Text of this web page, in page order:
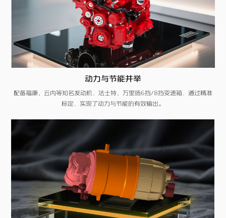
动力与节能并举
配备福康、云内等知名发动机，法士特、万里扬6挡/8挡变速箱，通过精准
标定，实现了动力与节能的有效输出。